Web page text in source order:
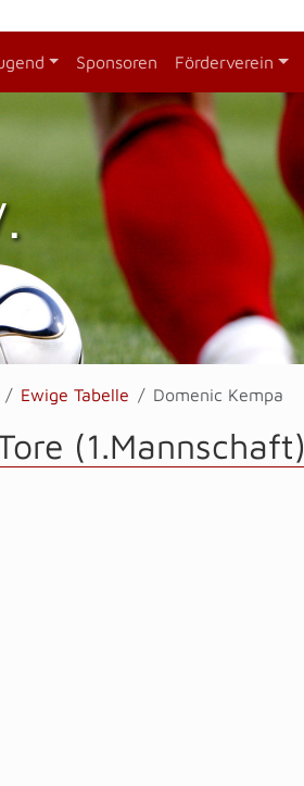
Sponsoren Förderverein
Ewige Tabelle Domenic Kempa
(1.Mannschaft)